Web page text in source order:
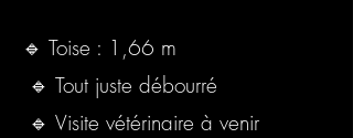
🔹 Toise : 1,66 m
🔹 Tout juste débourré
🔹 Visite vétérinaire à venir